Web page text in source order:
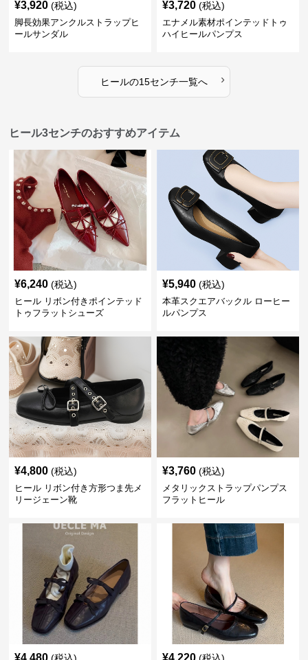
¥3,920 (税込)
脚長効果アンクルストラップヒ
ールサンダル
¥3,720 (税込)
エナメル素材ポインテッドトゥ
ハイヒールパンプス
ヒールの15センチ一覧へ ›
ヒール3センチのおすすめアイテム
¥6,240 (税込)
ヒール リボン付きポインテッド
トゥフラットシューズ
¥5,940 (税込)
本革スクエアバックル ローヒー
ルパンプス
¥4,800 (税込)
ヒール リボン付き方形つま先メ
リージェーン靴
¥3,760 (税込)
メタリックストラップパンプス
フラットヒール
¥4,480 ¥4,220